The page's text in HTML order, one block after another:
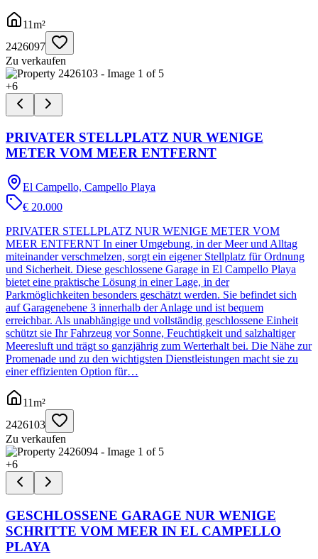
11m²
2426097
Zu verkaufen
+6
PRIVATER STELLPLATZ NUR WENIGE
METER VOM MEER ENTFERNT
El Campello, Campello Playa
€ 20.000
PRIVATER STELLPLATZ NUR WENIGE METER VOM
MEER ENTFERNT In einer Umgebung, in der Meer und Alltag
miteinander verschmelzen, sorgt ein eigener Stellplatz für Ordnung
und Sicherheit. Diese geschlossene Garage in El Campello Playa
bietet eine praktische Lösung in einer Lage, in der
Parkmöglichkeiten besonders geschätzt werden. Sie befindet sich
auf Garagenebene 3 innerhalb der Anlage und ist bequem
erreichbar. Als unabhängige und vollständig geschlossene Einheit
schützt sie Ihr Fahrzeug vor Sonne, Feuchtigkeit und salzhaltiger
Meeresluft und trägt so ganzjährig zum Werterhalt bei. Die Nähe zur
Promenade und zu den wichtigsten Dienstleistungen macht sie zu
einer effizienten Option für…
11m²
2426103
Zu verkaufen
+6
GESCHLOSSENE GARAGE NUR WENIGE
SCHRITTE VOM MEER IN EL CAMPELLO
PLAYA